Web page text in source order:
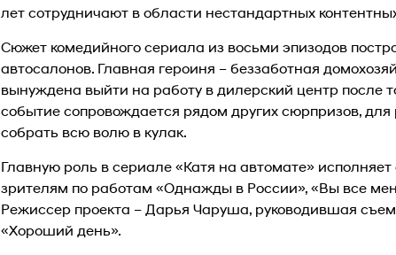
лет сотрудничают в области нестандартных
Сюжет комедийного сериала из восьми эпизодов
автосалонов. Главная героиня – беззаботная
вынуждена выйти на работу в дилерский центр после
событие сопровождается рядом других сюрпризов,
собрать всю волю в кулак.
Главную роль в сериале «Катя на автомате»
зрителям по работам «Однажды в России», «Вы все
Режиссер проекта – Дарья Чаруша, руководившая
«Хороший день».